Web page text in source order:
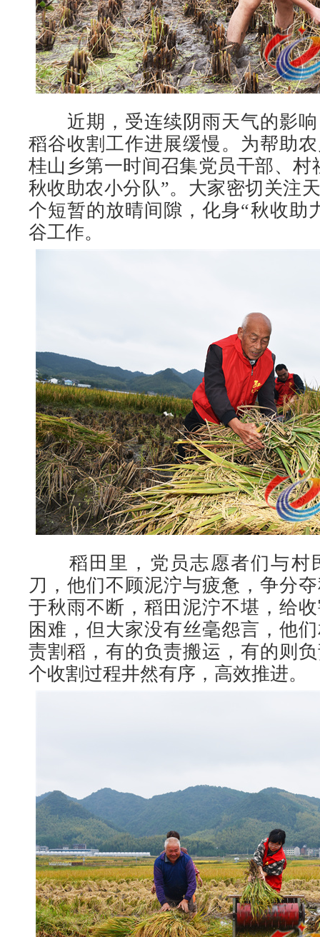
近期，受连续阴雨天气的影响
稻谷收割工作进展缓慢。为帮助
桂山乡第一时间召集党员干部、村
秋收助农小分队”。大家密切关注
个短暂的放晴间隙，化身“秋收助
谷工作。
稻田里，党员志愿者们与村
刀，他们不顾泥泞与疲惫，争分
于秋雨不断，稻田泥泞不堪，给
困难，但大家没有丝毫怨言，他
责割稻，有的负责搬运，有的则
个收割过程井然有序，高效推进。